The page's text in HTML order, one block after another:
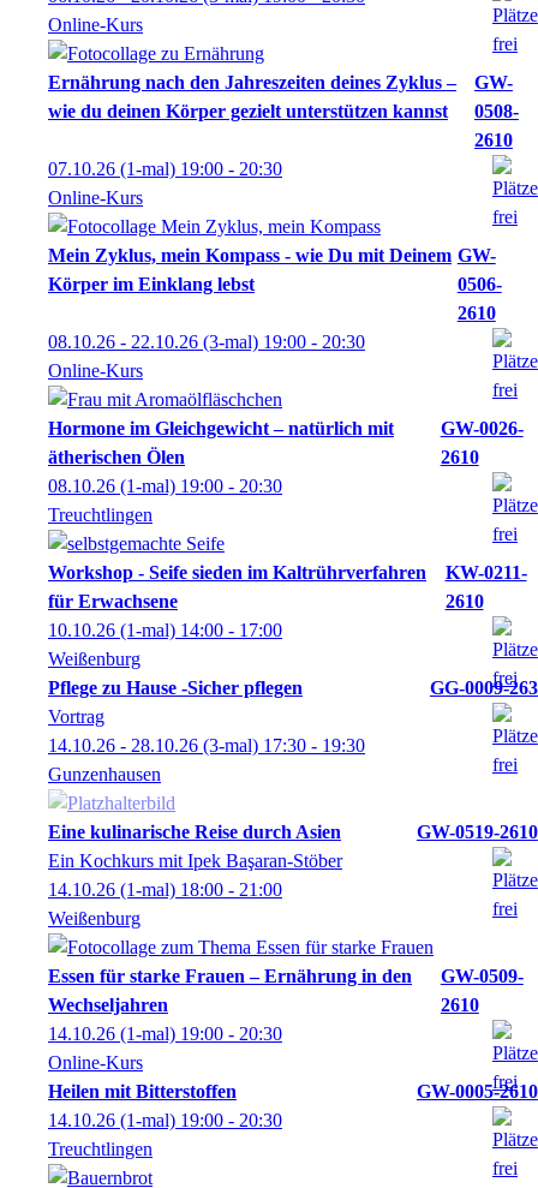
Online-Kurs
Ernährung nach den Jahreszeiten deines Zyklus –
wie du deinen Körper gezielt unterstützen kannst
GW-
0508-
2610
07.10.26 (1-mal) 19:00 - 20:30
Online-Kurs
Mein Zyklus, mein Kompass - wie Du mit Deinem
Körper im Einklang lebst
GW-
0506-
2610
08.10.26 - 22.10.26 (3-mal) 19:00 - 20:30
Online-Kurs
Hormone im Gleichgewicht – natürlich mit
ätherischen Ölen
GW-0026-
2610
08.10.26 (1-mal) 19:00 - 20:30
Treuchtlingen
Workshop - Seife sieden im Kaltrührverfahren
für Erwachsene
KW-0211-
2610
10.10.26 (1-mal) 14:00 - 17:00
Weißenburg
Pflege zu Hause -Sicher pflegen
GG-0009-263
Vortrag
14.10.26 - 28.10.26 (3-mal) 17:30 - 19:30
Gunzenhausen
Eine kulinarische Reise durch Asien
GW-0519-2610
Ein Kochkurs mit Ipek Başaran-Stöber
14.10.26 (1-mal) 18:00 - 21:00
Weißenburg
Essen für starke Frauen – Ernährung in den
Wechseljahren
GW-0509-
2610
14.10.26 (1-mal) 19:00 - 20:30
Online-Kurs
Heilen mit Bitterstoffen
GW-0005-2610
14.10.26 (1-mal) 19:00 - 20:30
Treuchtlingen